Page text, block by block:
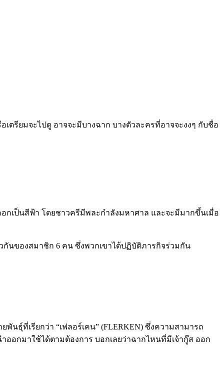
ตรียมจะไปดู อาจจะมีบางฉาก บางตัวละครที่อาจจะงงๆ กับชื่อ
กเป็นสีฟ้า โดยชาวครีมีพละกำลังมหาศาล และจะมีมากขึ้นเมื่อ
กันของสมาชิก 6 คน ซึ่งพวกเขาได้ปฏิบัติภารกิจร่วมกัน
ยพันธุ์ที่เรียกว่า “เฟลอร์เคน” (FLERKEN) ซึ่งความสามารถ
ำออกมาใช้ได้ตามต้องการ บอกเลยว่าฉากไหนที่มีเจ้ากู๊ส ออก